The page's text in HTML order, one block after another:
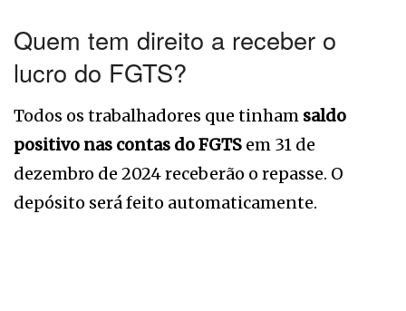
Quem tem direito a receber o
lucro do FGTS?
Todos os trabalhadores que tinham saldo
positivo nas contas do FGTS em 31 de
dezembro de 2024 receberão o repasse. O
depósito será feito automaticamente.